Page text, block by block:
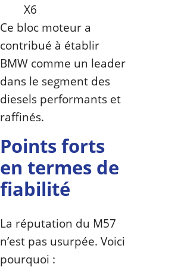
X6
Ce bloc moteur a
contribué à établir
BMW comme un leader
dans le segment des
diesels performants et
raffinés.
Points forts
en termes de
fiabilité
La réputation du M57
n’est pas usurpée. Voici
pourquoi :